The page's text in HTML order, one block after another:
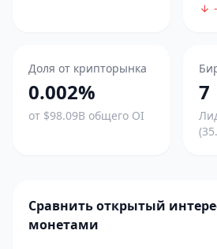
Доля от крипторынка
0.002%
от $98.09B общего OI
7
Сравнить открытый
монетами